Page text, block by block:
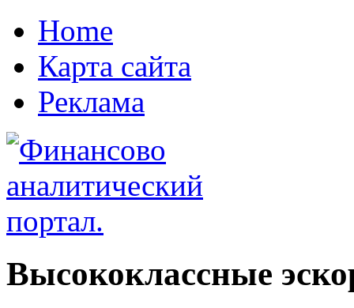
Home
Карта сайта
Реклама
Высококлассные